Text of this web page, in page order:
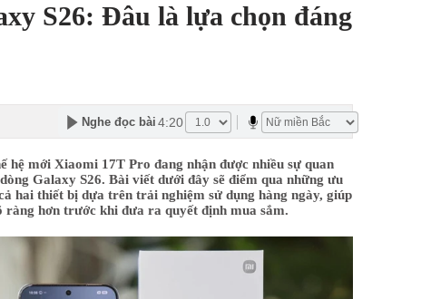
S26: Đâu là lựa chọn đáng
Nghe đọc bài 4:20
hệ mới Xiaomi 17T Pro đang nhận được nhiều sự quan
Galaxy S26. Bài viết dưới đây sẽ điểm qua những ưu
hai thiết bị dựa trên trải nghiệm sử dụng hàng ngày, giúp
ràng hơn trước khi đưa ra quyết định mua sắm.